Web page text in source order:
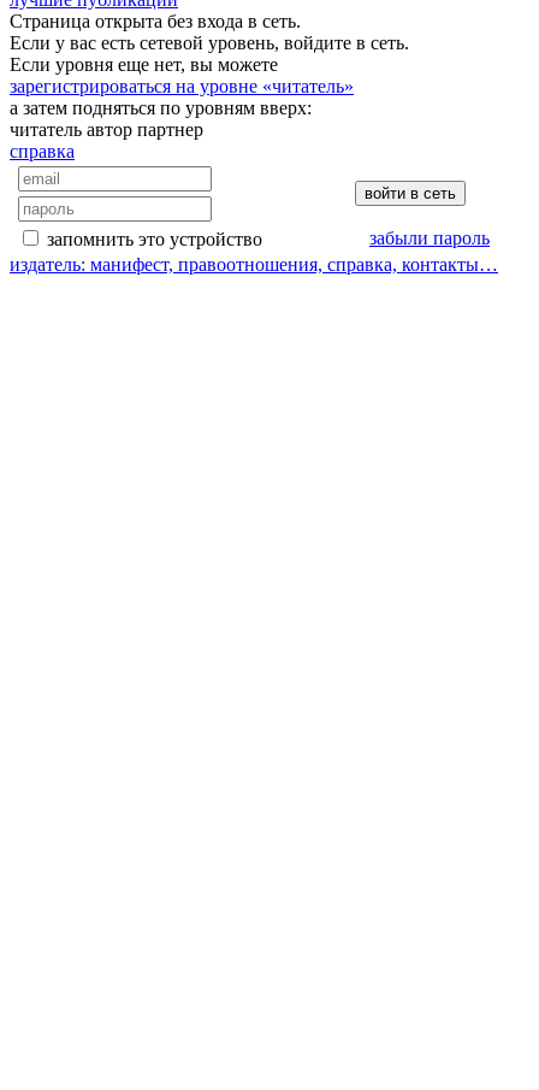
Страница открыта без входа в сеть.
Если у вас есть сетевой уровень, войдите в сеть.
Если уровня еще нет, вы можете
зарегистрироваться на уровне «читатель»
а затем подняться по уровням вверх:
читатель автор партнер
справка
запомнить это устройство
забыли пароль
издатель: манифест, правоотношения, справка, контакты…